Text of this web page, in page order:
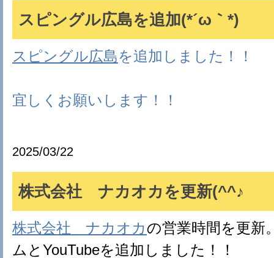
スピングル広島を追加(*´ω｀*)
スピングル広島を追加しました！！
宜しくお願いします！！
2025/03/22
株式会社 ナカオカを更新(^^♪
株式会社 ナカオカの営業時間を更新
ムとYouTubeを追加しました！！